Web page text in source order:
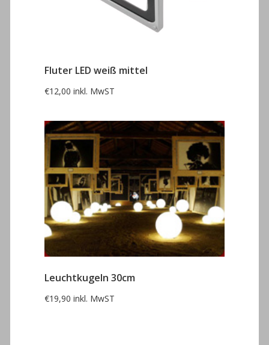
Fluter LED weiß mittel
€12,00 inkl. MwST
Leuchtkugeln 30cm
€19,90 inkl. MwST